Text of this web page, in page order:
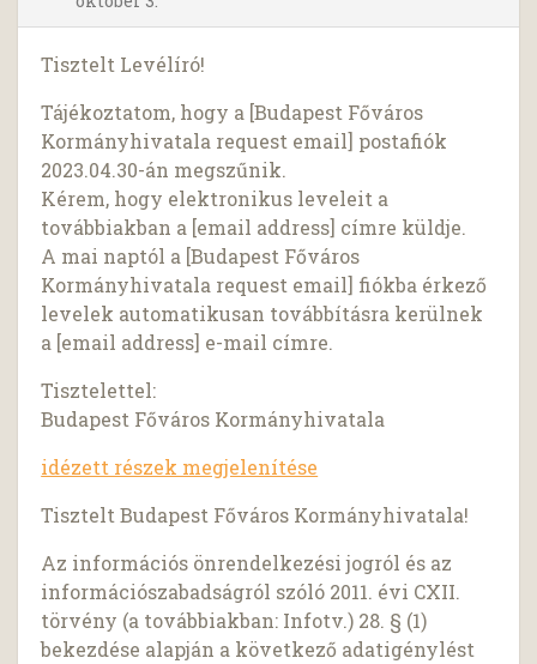
Tisztelt Levélíró!
Tájékoztatom, hogy a [Budapest Főváros
Kormányhivatala request email] postafiók
2023.04.30-án megszűnik.
Kérem, hogy elektronikus leveleit a
továbbiakban a [email address] címre küldje.
A mai naptól a [Budapest Főváros
Kormányhivatala request email] fiókba érkező
levelek automatikusan továbbításra kerülnek
a [email address] e-mail címre.
Tisztelettel:
Budapest Főváros Kormányhivatala
idézett részek megjelenítése
Tisztelt Budapest Főváros Kormányhivatala!
Az információs önrendelkezési jogról és az
információszabadságról szóló 2011. évi CXII.
törvény (a továbbiakban: Infotv.) 28. § (1)
bekezdése alapján a következő adatigénylést